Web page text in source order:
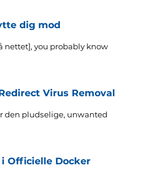
dig mod
nettet], you probably know
Virus Removal
den pludselige, unwanted
i Officielle Docker